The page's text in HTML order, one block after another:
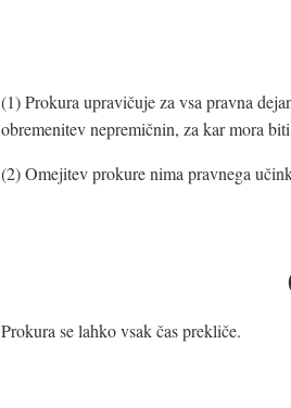
(1) Prokura upravičuje za vsa pravna
obremenitev nepremičnin, za kar mora
(2) Omejitev prokure nima pravnega
Prokura se lahko vsak čas prekliče.